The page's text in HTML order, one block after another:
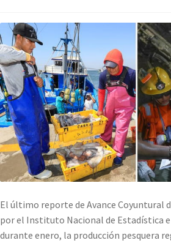
El último reporte de Avance Coyuntural
por el Instituto Nacional de Estadística
durante enero, la producción pesquera